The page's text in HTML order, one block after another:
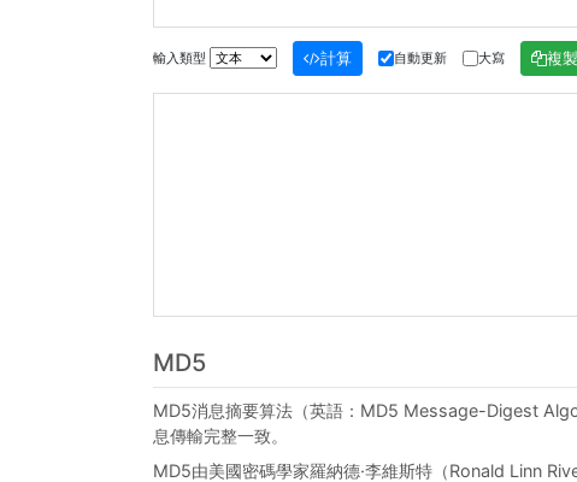
輸入類型 計算 自動更新 大寫 複製
MD5
MD5消息摘要算法（英語：MD5 Message-Digest
息傳輸完整一致。
MD5由美國密碼學家羅納德·李維斯特（Ronald Linn